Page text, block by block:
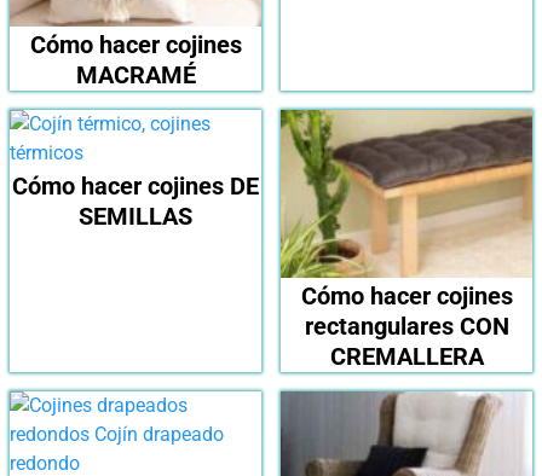
Cómo hacer cojines
MACRAMÉ
Cómo hacer cojines DE
SEMILLAS
Cómo hacer cojines
rectangulares CON
CREMALLERA